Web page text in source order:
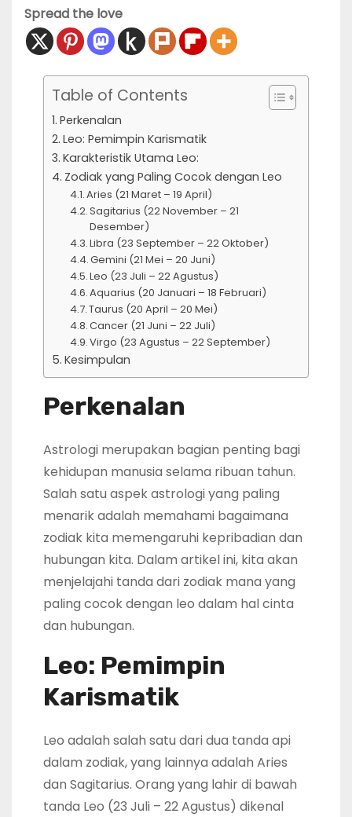
Spread the love
Table of Contents
Perkenalan
Leo: Pemimpin Karismatik
Karakteristik Utama Leo:
Zodiak yang Paling Cocok dengan Leo
Aries (21 Maret – 19 April)
Sagitarius (22 November – 21
Desember)
Libra (23 September – 22 Oktober)
Gemini (21 Mei – 20 Juni)
Leo (23 Juli – 22 Agustus)
Aquarius (20 Januari – 18 Februari)
Taurus (20 April – 20 Mei)
Cancer (21 Juni – 22 Juli)
Virgo (23 Agustus – 22 September)
Kesimpulan
Perkenalan
Astrologi merupakan bagian penting bagi
kehidupan manusia selama ribuan tahun.
Salah satu aspek astrologi yang paling
menarik adalah memahami bagaimana
zodiak kita memengaruhi kepribadian dan
hubungan kita. Dalam artikel ini, kita akan
menjelajahi tanda dari zodiak mana yang
paling cocok dengan leo dalam hal cinta
dan hubungan.
Leo: Pemimpin
Karismatik
Leo adalah salah satu dari dua tanda api
dalam zodiak, yang lainnya adalah Aries
dan Sagitarius. Orang yang lahir di bawah
tanda Leo (23 Juli – 22 Agustus) dikenal